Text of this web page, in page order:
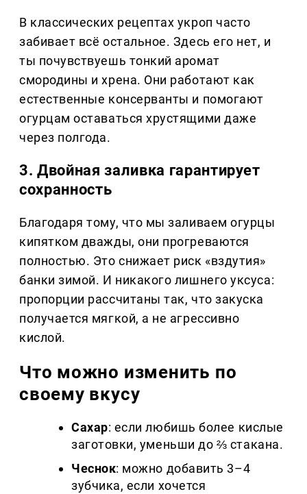
В классических рецептах укроп часто
забивает всё остальное. Здесь его нет, и
ты почувствуешь тонкий аромат
смородины и хрена. Они работают как
естественные консерванты и помогают
огурцам оставаться хрустящими даже
через полгода.
3. Двойная заливка гарантирует
сохранность
Благодаря тому, что мы заливаем огурцы
кипятком дважды, они прогреваются
полностью. Это снижает риск «вздутия»
банки зимой. И никакого лишнего уксуса:
пропорции рассчитаны так, что закуска
получается мягкой, а не агрессивно
кислой.
Что можно изменить по
своему вкусу
Сахар: если любишь более кислые
заготовки, уменьши до ⅔ стакана.
Чеснок: можно добавить 3–4
зубчика, если хочется